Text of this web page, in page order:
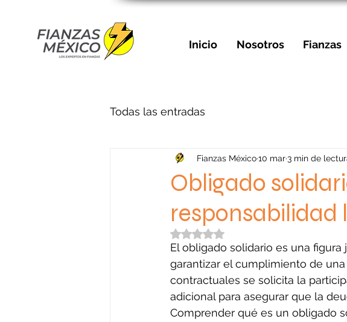
Inicio Nosotros Fianzas
Todas las entradas
Obligado
responsabilidad
Fianzas México10 mar3 min de
Obtuvo NaN de 5 estrellas.
El obligado solidario es una
garantizar el cumplimiento de
contractuales se solicita la
adicional para asegurar que la
Comprender qué es un obligado